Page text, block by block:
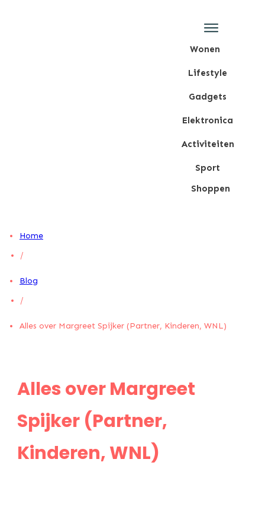
Wonen
Lifestyle
Gadgets
Elektronica
Activiteiten
Sport
Shoppen
Home
/
Blog
/
Alles over Margreet Spijker (Partner, Kinderen, WNL)
Alles over Margreet
Spijker (Partner,
Kinderen, WNL)